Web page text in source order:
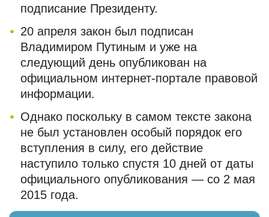
подписание Президенту.
20 апреля закон был подписан
Владимиром Путиным и уже на
следующий день опубликован на
официальном интернет-портале правовой
информации.
Однако поскольку в самом тексте закона
не был установлен особый порядок его
вступления в силу, его действие
наступило только спустя 10 дней от даты
официального опубликования — со 2 мая
2015 года.